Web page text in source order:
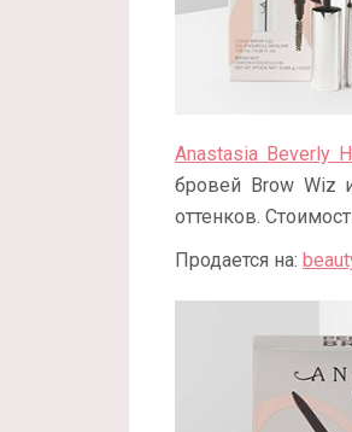
Anastasia Beverly
бровей Brow Wiz
оттенков.
Продается на: